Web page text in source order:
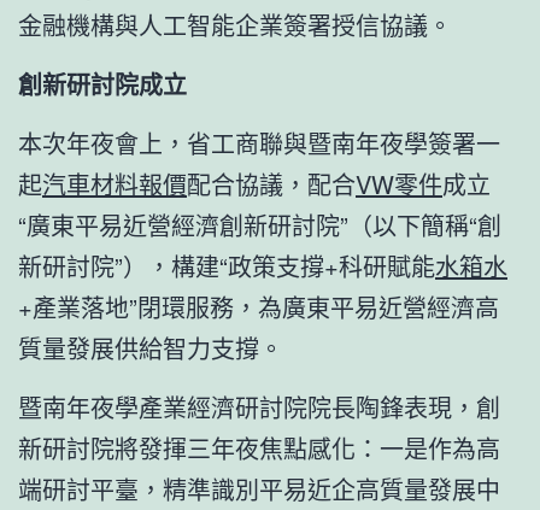
金融機構與人工智能企業簽署授信協議。
創新研討院成立
本次年夜會上，省工商聯與暨南年夜學簽署一
起汽車材料報價配合協議，配合VW零件成立
“廣東平易近營經濟創新研討院”（以下簡稱“創
新研討院”），構建“政策支撐+科研賦能水箱水
+產業落地”閉環服務，為廣東平易近營經濟高
質量發展供給智力支撐。
暨南年夜學產業經濟研討院院長陶鋒表現，創
新研討院將發揮三年夜焦點感化：一是作為高
端研討平臺，精準識別平易近企高質量發展中